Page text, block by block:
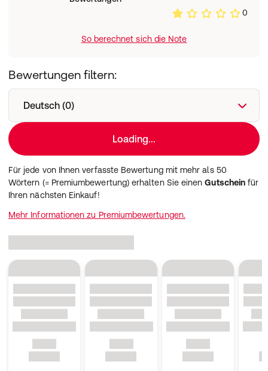
0
So berechnet sich die Note
Bewertungen filtern:
Deutsch (0)
Loading...
Für jede von Ihnen verfasste Bewertung mit mehr als 50
Wörtern (= Premiumbewertung) erhalten Sie einenGutschein für
Ihren nächsten Einkauf!
Mehr Informationen zu Premiumbewertungen.